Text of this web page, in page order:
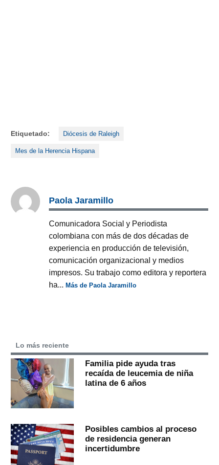
Etiquetado: Diócesis de Raleigh
Mes de la Herencia Hispana
Paola Jaramillo
Comunicadora Social y Periodista
colombiana con más de dos décadas de
experiencia en producción de televisión,
comunicación organizacional y medios
impresos. Su trabajo como editora y reportera
ha...Más de Paola Jaramillo
Lo más reciente
Familia pide ayuda tras
recaída de leucemia de niña
latina de 6 años
Posibles cambios al proceso
de residencia generan
incertidumbre